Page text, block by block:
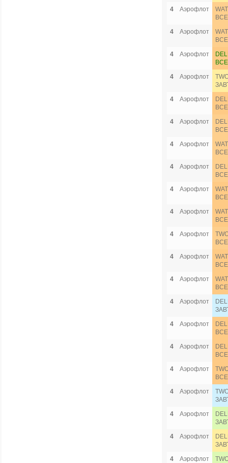
4
Аэрофлот
4
Аэрофлот
4
Аэрофлот
4
Аэрофлот
4
Аэрофлот
4
Аэрофлот
4
Аэрофлот
4
Аэрофлот
4
Аэрофлот
4
Аэрофлот
4
Аэрофлот
4
Аэрофлот
4
Аэрофлот
4
Аэрофлот
4
Аэрофлот
4
Аэрофлот
4
Аэрофлот
4
Аэрофлот
4
Аэрофлот
4
Аэрофлот
4
Аэрофлот